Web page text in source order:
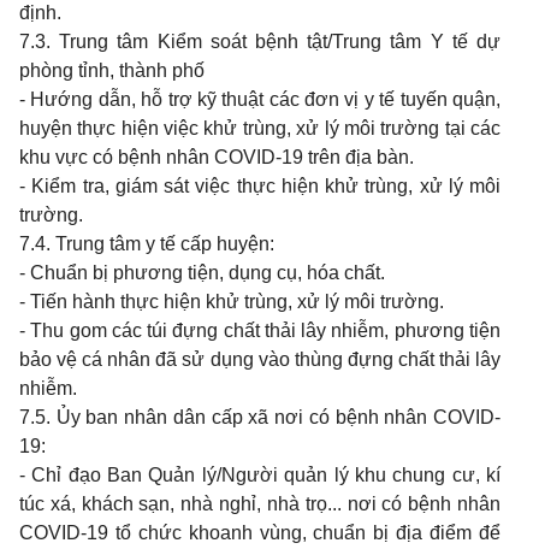
định.
7.3. Trungtâm Kiểm soát bệnh tật/Trung tâm Y tế dự
phòng tỉnh, thành phố
- Hướng dẫn, hỗ trợ kỹ thuật các đơn vị ytế tuyến quận,
huyện thực hiện việc khử trùng, xử lý môi trường tại các
khu vực có bệnh nhân COVID-19 trên địa bàn.
- Kiểm tra, giám sát việc thực hiện khử trùng, xử lý môi
trường.
7.4. Trung tâm y tế cấp huyện:
- Chuẩn bị phương tiện, dụng cụ, hóa chất.
- Tiến hành thực hiện khử trùng, xử lý môi trường.
- Thu gom các túi đựng chất thải lây nhiễm, phương tiện
bảo vệ cá nhân đã sử dụng vào thùng đựng chất thải lây
nhiễm.
7.5. Ủy ban nhân dân cấp xã nơi có bệnh nhânCOVID-
19:
-Chỉ đạo BanQuản lý/Người quản lý khu chung cư, kí
túc xá, khách sạn, nhà nghỉ, nhà trọ... nơi có bệnh nhân
COVID-19 tổ chức khoanh vùng, chuẩn bị địa điểm để